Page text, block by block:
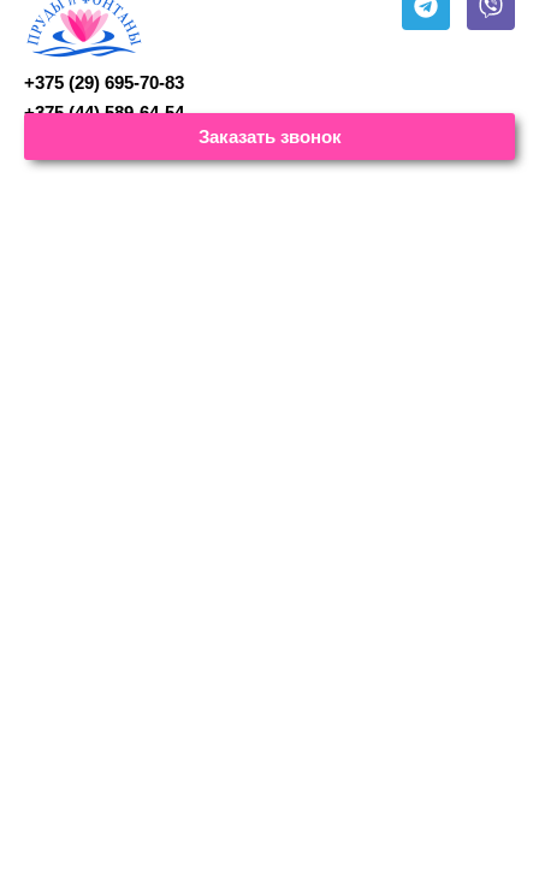
+375 (29) 695-70-83
+375 (44) 589-64-54
Заказать звонок